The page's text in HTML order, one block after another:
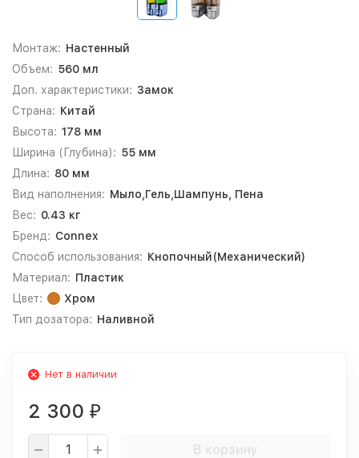
Монтаж: Настенный
Объем: 560 мл
Доп. характеристики: Замок
Страна: Китай
Высота: 178 мм
Ширина (Глубина): 55 мм
Длина: 80 мм
Вид наполнения: Мыло,Гель,Шампунь, Пена
Вес: 0.43 кг
Бренд: Connex
Способ использования: Кнопочный(Механический)
Материал: Пластик
Цвет:
Хром
Тип дозатора: Наливной
Нет в наличии
2 300 ₽
В корзину